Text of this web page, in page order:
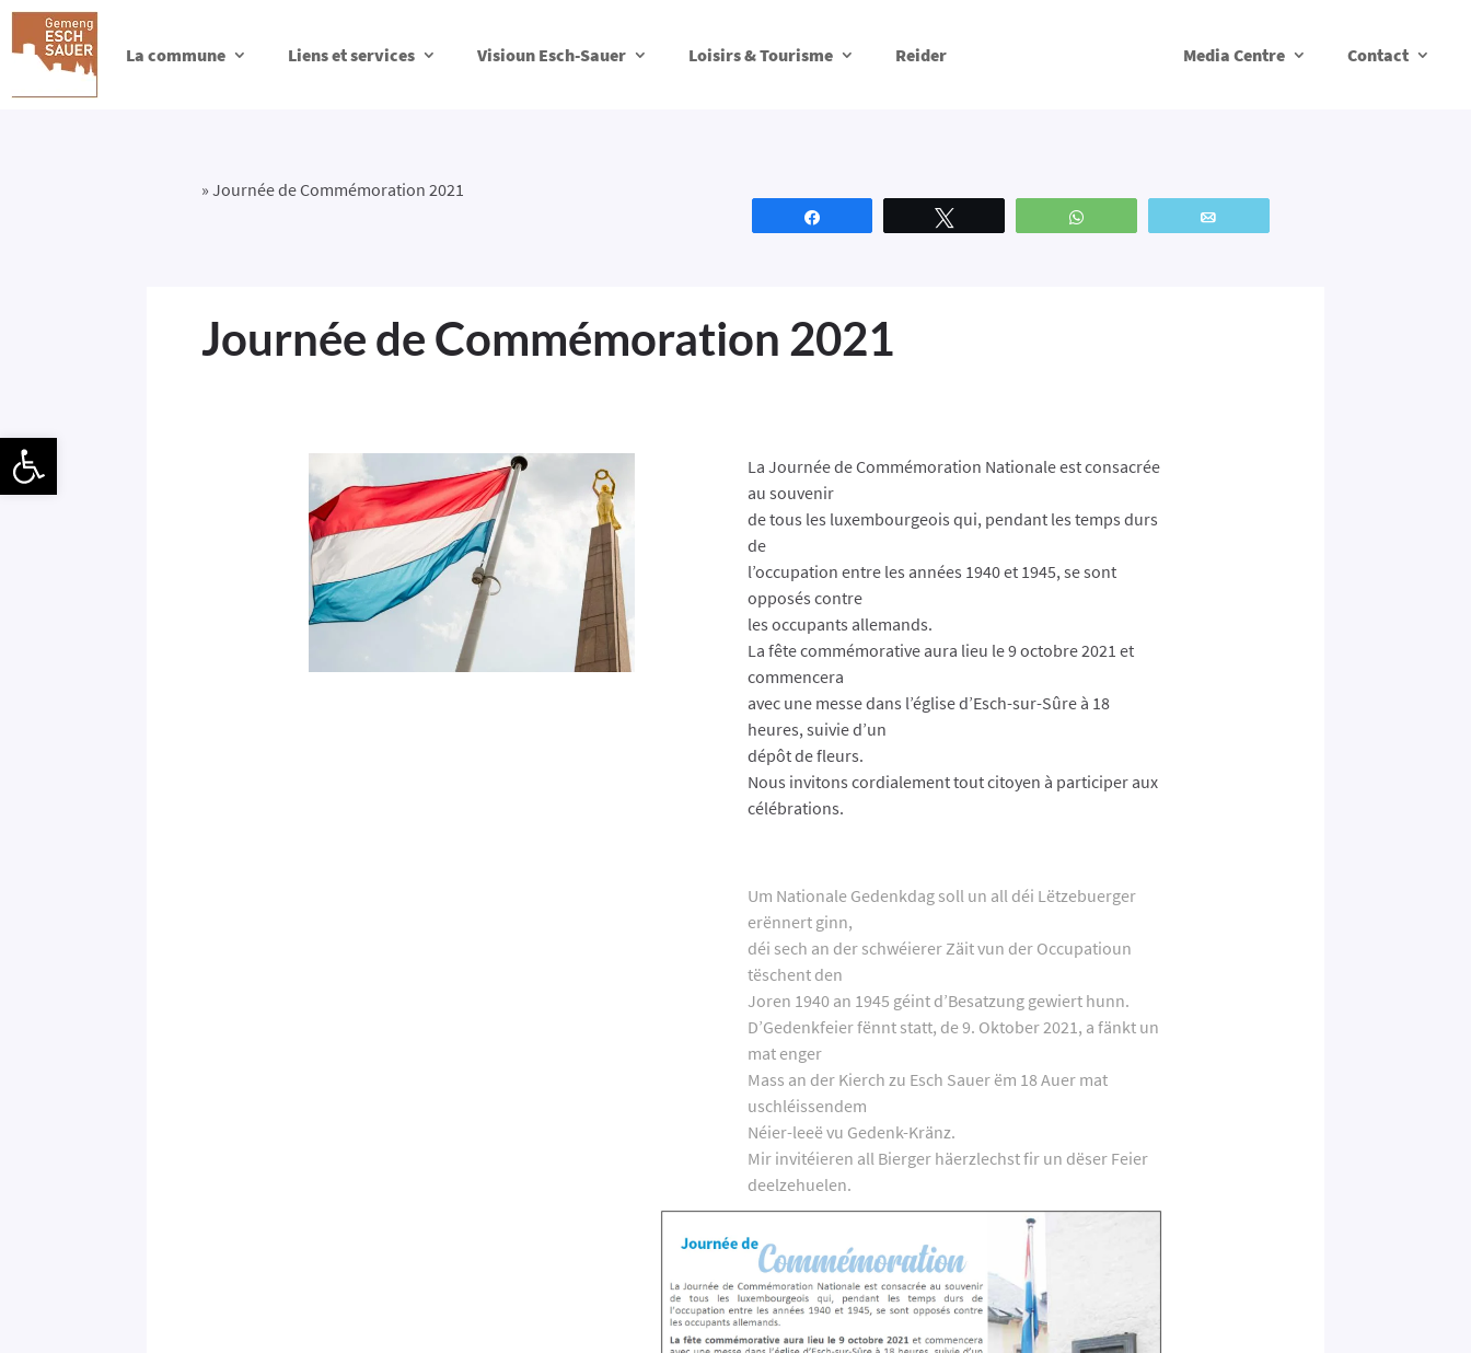
La commune Liens et services Visioun Esch-Sauer Loisirs & Tourisme Reider Media Centre Contact
» Journée de Commémoration 2021
Journée de Commémoration 2021
La Journée de Commémoration Nationale est consacrée
au souvenir
de tous les luxembourgeois qui, pendant les temps durs
de
l’occupation entre les années 1940 et 1945, se sont
opposés contre
les occupants allemands.
La fête commémorative aura lieu le 9 octobre 2021 et
commencera
avec une messe dans l’église d’Esch-sur-Sûre à 18
heures, suivie d’un
dépôt de fleurs.
Nous invitons cordialement tout citoyen à participer aux
célébrations.
Um Nationale Gedenkdag soll un all déi Lëtzebuerger
erënnert ginn,
déi sech an der schwéierer Zäit vun der Occupatioun
tëschent den
Joren 1940 an 1945 géint d’Besatzung gewiert hunn.
D’Gedenkfeier fënnt statt, de 9. Oktober 2021, a fänkt un
mat enger
Mass an der Kierch zu Esch Sauer ëm 18 Auer mat
uschléissendem
Néier-leeë vu Gedenk-Kränz.
Mir invitéieren all Bierger häerzlechst fir un dëser Feier
deelzehuelen.
Ouvrir la barre d’outils